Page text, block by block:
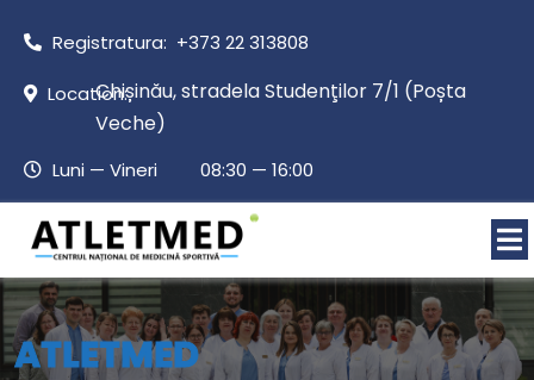
Registratura: +373 22 313808
Location:Chișinău, stradela Studenţilor 7/1 (Poșta
Veche)
Luni — Vineri 08:30 — 16:00
ATLETMED